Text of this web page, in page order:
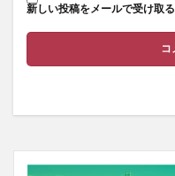
新しい投稿をメールで受け取る